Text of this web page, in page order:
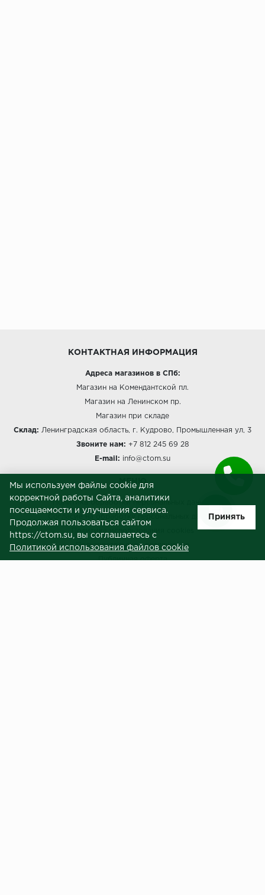
КОНТАКТНАЯ ИНФОРМАЦИЯ
Адреса магазинов в СПб:
Магазин на Комендантской пл.
Магазин на Ленинском пр.
Магазин при складе
Склад: Ленинградская область, г. Кудрово, Промышленная ул, 3
Звоните нам: +7 812 245 69 28
E-mail: info@ctom.su
МЕНЮ
Политика обработки персональных данных
Согласие на обработку персональных данных
Пользовательское соглашение
Публичная оферта
Мы используем файлы cookie для
корректной работы Сайта, аналитики
посещаемости и улучшения сервиса.
Продолжая пользоваться сайтом
https://ctom.su, вы соглашаетесь с
Политикой использования файлов cookie
Принять